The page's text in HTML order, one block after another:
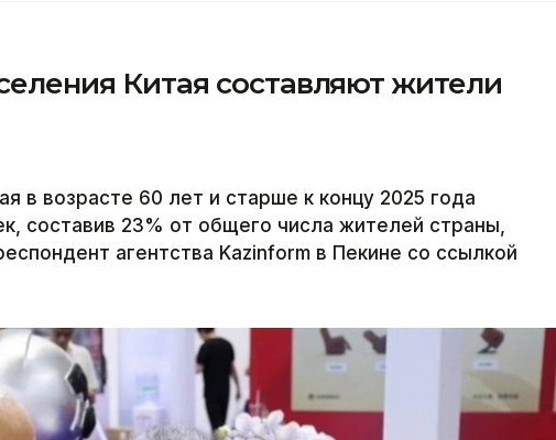
Китая составляют жители
в возрасте 60 лет и старше к концу 2025 года
составив 23% от общего числа жителей страны,
агентства Kazinform в Пекине со ссылкой